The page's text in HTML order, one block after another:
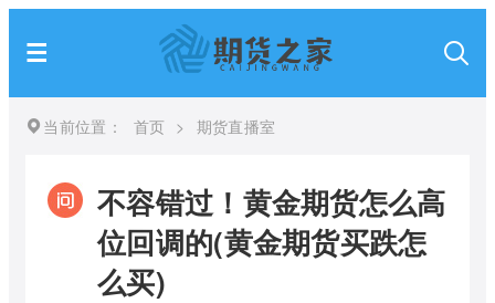
当前位置： 首页 > 期货直播室
不容错过！黄金期货怎么高
位回调的(黄金期货买跌怎
么买)